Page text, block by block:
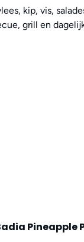
kip, vis,
grill en
Pineapple